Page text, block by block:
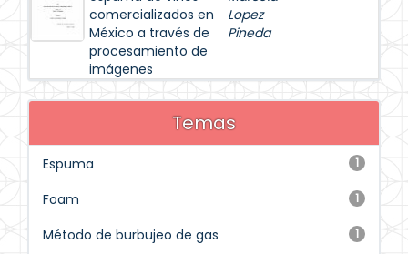
comercializados en
México a través de
procesamiento de
imágenes
Lopez
Pineda
Temas
1
Espuma
1
Foam
1
Método de burbujeo de gas